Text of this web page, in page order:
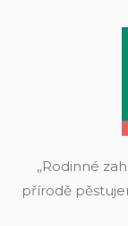
„Rodinné
přírodě